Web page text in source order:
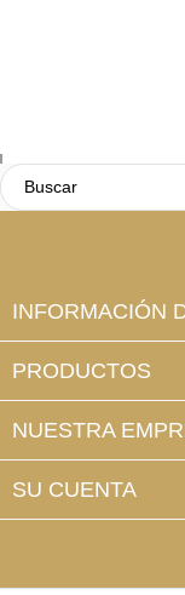
INFORMACIÓN
PRODUCTOS
NUESTRA
SU CUENTA